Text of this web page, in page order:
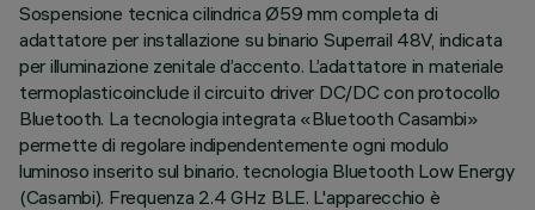
Sospensione tecnica cilindrica Ø59 mm completa di
adattatore per installazione su binario Superrail 48V, indicata
per illuminazione zenitale d’accento. L’adattatore in materiale
termoplasticoinclude il circuito driver DC/DC con protocollo
Bluetooth. La tecnologia integrata «Bluetooth Casambi»
permette di regolare indipendentemente ogni modulo
luminoso inserito sul binario. tecnologia Bluetooth Low Energy
(Casambi). Frequenza 2.4 GHz BLE. L'apparecchio è